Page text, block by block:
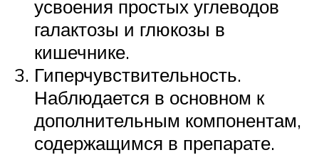
усвоения простых углеводов
галактозы и глюкозы в
кишечнике.
Гиперчувствительность.
Наблюдается в основном к
дополнительным компонентам,
содержащимся в препарате.